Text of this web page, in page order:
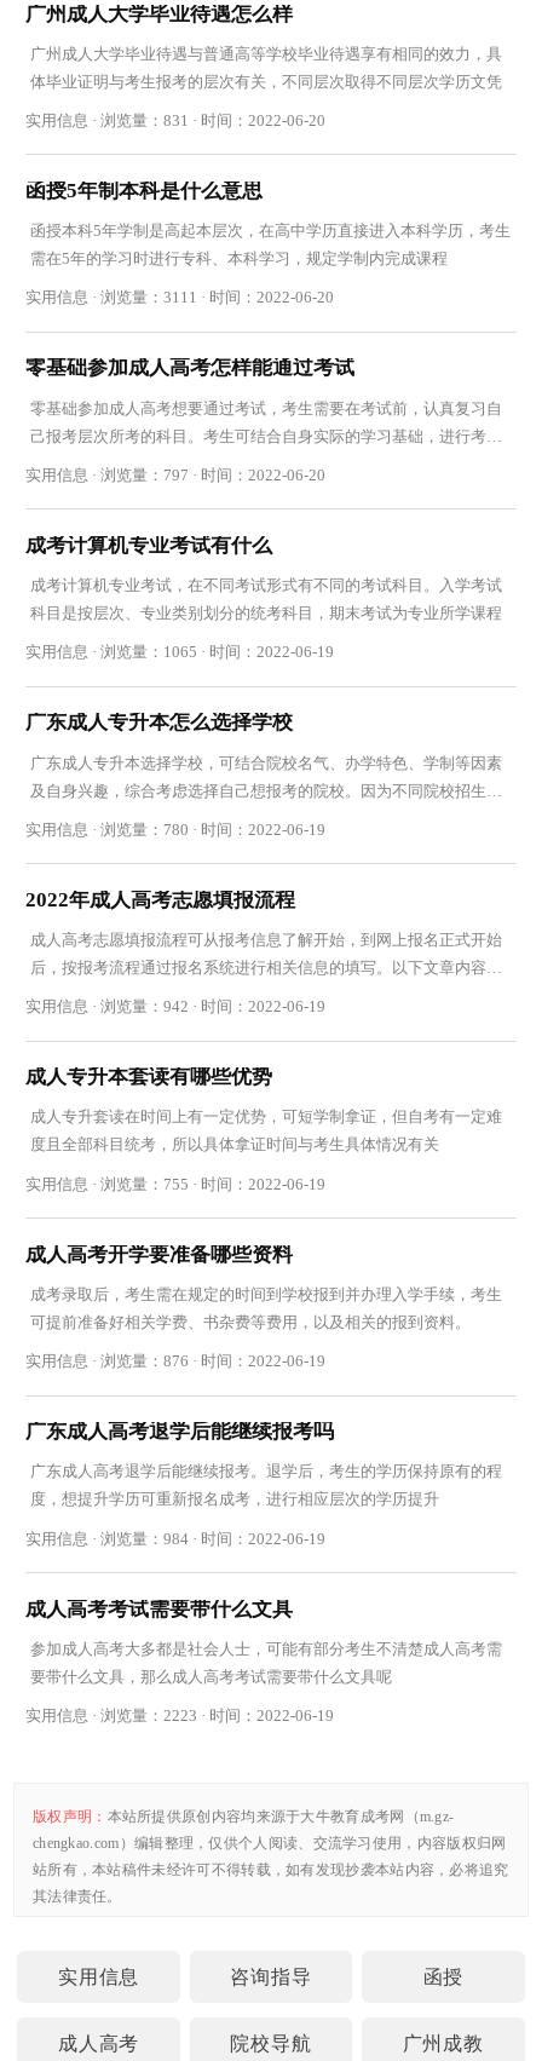
广州成人大学毕业待遇怎么样
广州成人大学毕业待遇与普通高等学校毕业待遇享有相同的效力，具
体毕业证明与考生报考的层次有关，不同层次取得不同层次学历文凭
实用信息 · 浏览量：831 · 时间：2022-06-20
函授5年制本科是什么意思
函授本科5年学制是高起本层次，在高中学历直接进入本科学历，考生
需在5年的学习时进行专科、本科学习，规定学制内完成课程
实用信息 · 浏览量：3111 · 时间：2022-06-20
零基础参加成人高考怎样能通过考试
零基础参加成人高考想要通过考试，考生需要在考试前，认真复习自
己报考层次所考的科目。考生可结合自身实际的学习基础，进行考试
前备考
实用信息 · 浏览量：797 · 时间：2022-06-20
成考计算机专业考试有什么
成考计算机专业考试，在不同考试形式有不同的考试科目。入学考试
科目是按层次、专业类别划分的统考科目，期末考试为专业所学课程
实用信息 · 浏览量：1065 · 时间：2022-06-19
广东成人专升本怎么选择学校
广东成人专升本选择学校，可结合院校名气、办学特色、学制等因素
及自身兴趣，综合考虑选择自己想报考的院校。因为不同院校招生层
次和专业不同
实用信息 · 浏览量：780 · 时间：2022-06-19
2022年成人高考志愿填报流程
成人高考志愿填报流程可从报考信息了解开始，到网上报名正式开始
后，按报考流程通过报名系统进行相关信息的填写。以下文章内容可
供参考
实用信息 · 浏览量：942 · 时间：2022-06-19
成人专升本套读有哪些优势
成人专升套读在时间上有一定优势，可短学制拿证，但自考有一定难
度且全部科目统考，所以具体拿证时间与考生具体情况有关
实用信息 · 浏览量：755 · 时间：2022-06-19
成人高考开学要准备哪些资料
成考录取后，考生需在规定的时间到学校报到并办理入学手续，考生
可提前准备好相关学费、书杂费等费用，以及相关的报到资料。
实用信息 · 浏览量：876 · 时间：2022-06-19
广东成人高考退学后能继续报考吗
广东成人高考退学后能继续报考。退学后，考生的学历保持原有的程
度，想提升学历可重新报名成考，进行相应层次的学历提升
实用信息 · 浏览量：984 · 时间：2022-06-19
成人高考考试需要带什么文具
参加成人高考大多都是社会人士，可能有部分考生不清楚成人高考需
要带什么文具，那么成人高考考试需要带什么文具呢
实用信息 · 浏览量：2223 · 时间：2022-06-19
版权声明： 本站所提供原创内容均来源于大牛教育成考网（m.gz-
chengkao.com）编辑整理，仅供个人阅读、交流学习使用，内容版权归网
站所有，本站稿件未经许可不得转载，如有发现抄袭本站内容，必将追究
其法律责任。
实用信息 咨询指导 函授
成人高考 院校导航 广州成教